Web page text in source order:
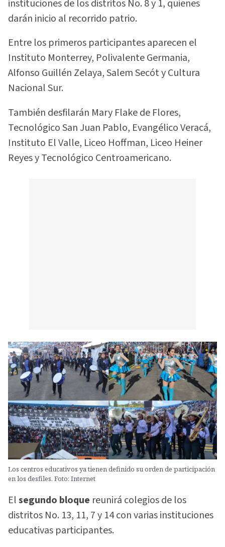
instituciones de los distritos No. 8 y 1, quienes
darán inicio al recorrido patrio.
Entre los primeros participantes aparecen el
Instituto Monterrey, Polivalente Germania,
Alfonso Guillén Zelaya, Salem Secót y Cultura
Nacional Sur.
También desfilarán Mary Flake de Flores,
Tecnológico San Juan Pablo, Evangélico Veracá,
Instituto El Valle, Liceo Hoffman, Liceo Heiner
Reyes y Tecnológico Centroamericano.
Los centros educativos ya tienen definido su orden de participación
en los desfiles. Foto: Internet
Elsegundo bloque reunirá colegios de los
distritos No. 13, 11, 7 y 14 con varias instituciones
educativas participantes.